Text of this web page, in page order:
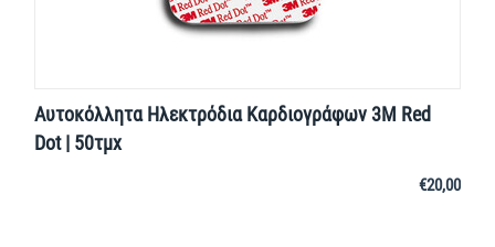
Αυτοκόλλητα Ηλεκτρόδια Καρδιογράφων 3Μ Red
Dot | 50τμχ
€20,00